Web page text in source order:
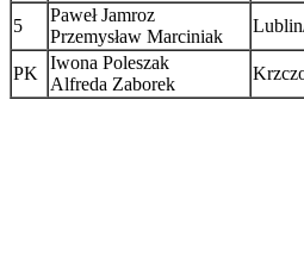
5
Paweł Jamroz
Przemysław Marciniak
PK
Iwona Poleszak
Alfreda Zaborek